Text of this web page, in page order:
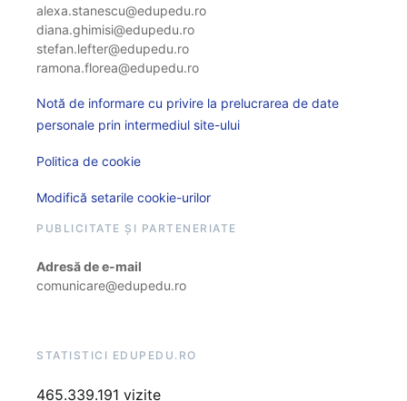
alexa.stanescu@edupedu.ro
diana.ghimisi@edupedu.ro
stefan.lefter@edupedu.ro
ramona.florea@edupedu.ro
Notă de informare cu privire la prelucrarea de date
personale prin intermediul site-ului
Politica de cookie
Modifică setarile cookie-urilor
PUBLICITATE ȘI PARTENERIATE
Adresă de e-mail
comunicare@edupedu.ro
STATISTICI EDUPEDU.RO
465.339.191 vizite